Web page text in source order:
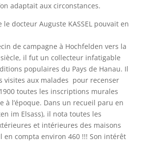
adaptait aux circonstances.
docteur Auguste KASSEL pouvait en
de campagne à Hochfelden vers la
il fut un collecteur infatigable
populaires du Pays de Hanau. Il
visites aux malades pour recenser
toutes les inscriptions murales
à l’époque. Dans un recueil paru en
im Elsass), il nota toutes les
et intérieures des maisons
en compta environ 460 !!! Son intérêt